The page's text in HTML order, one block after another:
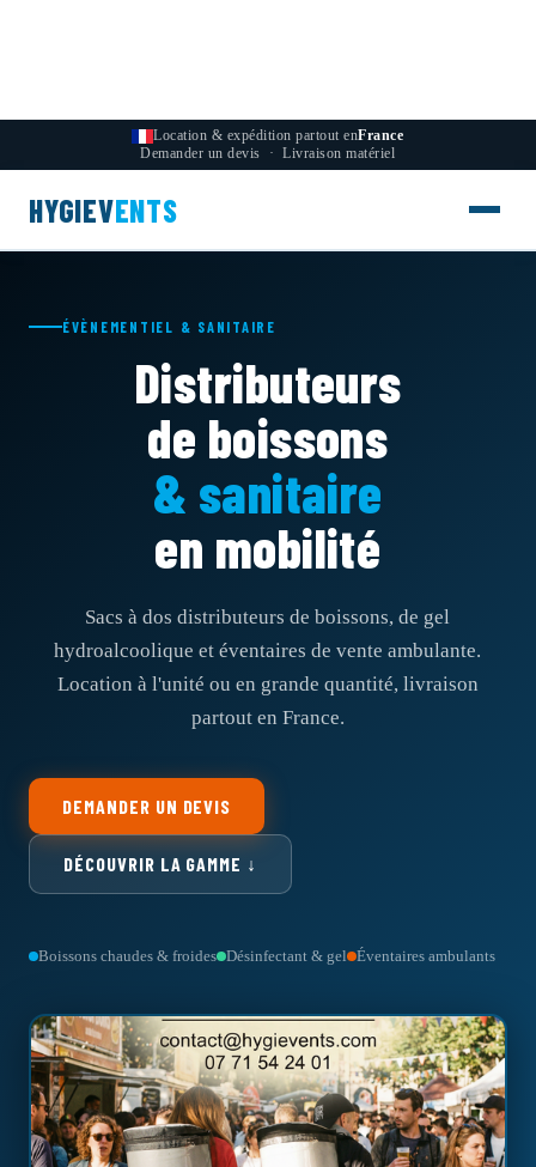
Location & expédition partout enFrance
Demander un devis ·Livraison matériel
HYGIEVENTS
ÉVÈNEMENTIEL & SANITAIRE
Distributeurs
de boissons
& sanitaire
en mobilité
Sacs à dos distributeurs de boissons, de gel
hydroalcoolique et éventaires de vente ambulante.
Location à l'unité ou en grande quantité, livraison
partout en France.
DEMANDER UN DEVIS
DÉCOUVRIR LA GAMME ↓
Boissons chaudes & froides Désinfectant & gel Éventaires ambulants